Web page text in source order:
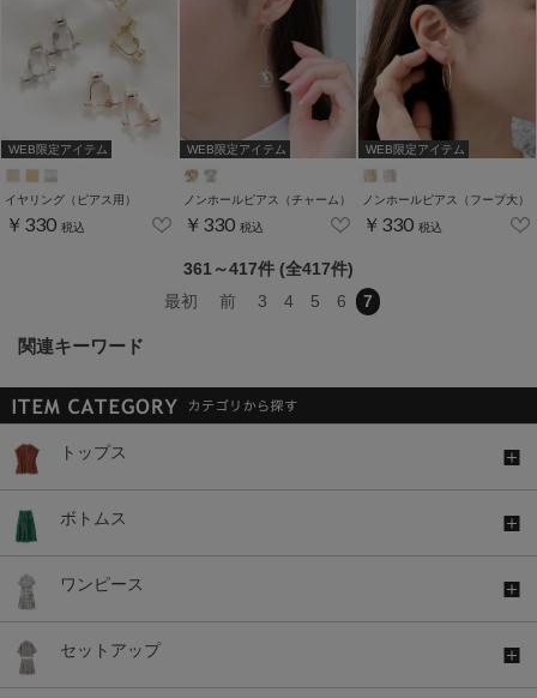
WEB限定アイテム
イヤリング（ピアス用）
￥330 税込
WEB限定アイテム
ノンホールピアス（チャーム）
￥330 税込
WEB限定アイテム
ノンホールピアス（フープ大）
￥330 税込
361～417件 (全417件)
最初
前 3 4 5 6 7
関連キーワード
トップス
ボトムス
ワンピース
セットアップ